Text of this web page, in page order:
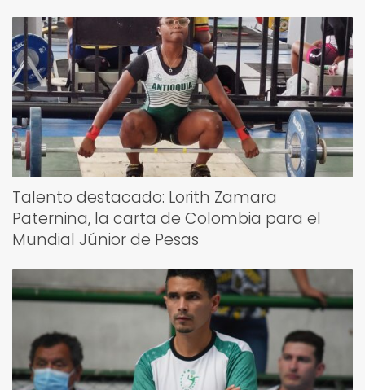
Talento destacado: Lorith Zamara
Paternina, la carta de Colombia para el
Mundial Júnior de Pesas